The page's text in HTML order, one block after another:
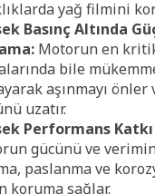
yağ filmini
Basınç Altında
Motorun en
bile
aşınmayı önler
uzatır.
Performans
gücünü ve
paslanma ve
koruma sağlar.